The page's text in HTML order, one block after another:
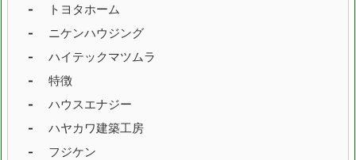
山梨県
静岡県
三重県
京都府
トヨタホーム
ニケンハウジング
ハイテックマツムラ
特徴
ハウスエナジー
ハヤカワ建築工房
フジケン